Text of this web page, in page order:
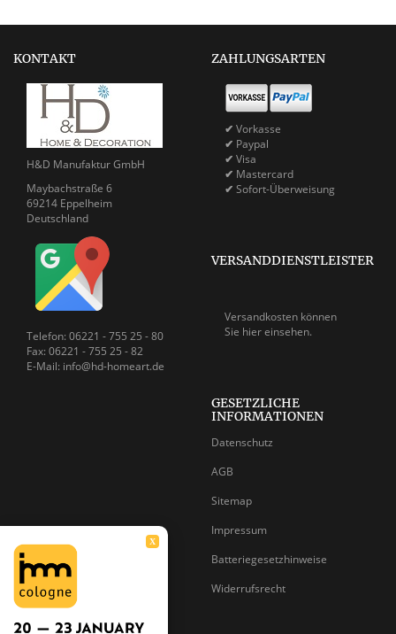
X
KONTAKT
H&D Manufaktur GmbH
Maybachstraße 6
69214 Eppelheim
Deutschland
Telefon: 06221 - 755 25 - 80
Fax: 06221 - 755 25 - 82
E-Mail: info@hd-homeart.de
ZAHLUNGSARTEN
✔ Vorkasse
✔ Paypal
✔ Visa
✔ Mastercard
✔ Sofort-Überweisung
VERSANDDIENSTLEISTER
Versandkosten können
Sie hier einsehen.
GESETZLICHE
INFORMATIONEN
Datenschutz
AGB
Sitemap
Impressum
Batteriegesetzhinweise
Widerrufsrecht